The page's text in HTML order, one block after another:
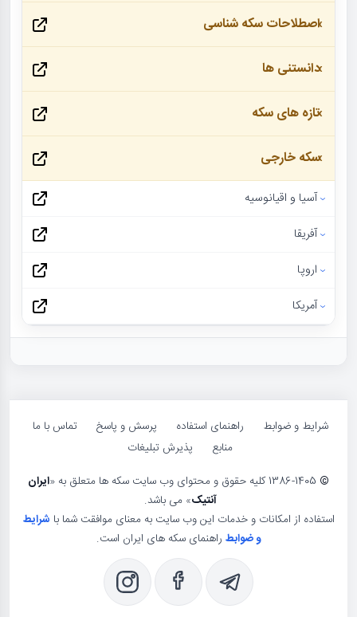
اصطلاحات سکه شناسی
دانستنی ها
تازه های سکه
سکه خارجی
آسیا و اقیانوسیه
آفریقا
اروپا
آمریکا
شرایط و ضوابط راهنمای استفاده پرسش و پاسخ
تماس با ما
منابع
پذیرش تبلیغات
©
ایران
آنتیک» می باشد.
استفاده از امکانات و خدمات این وب سایت به معنای موافقت شما با شرایط
و ضوابط راهنمای سکه های ایران است.